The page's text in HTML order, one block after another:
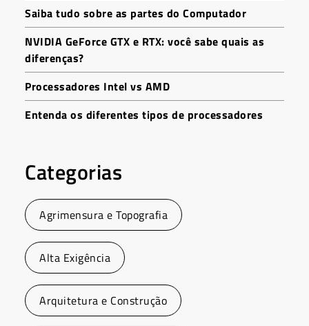
Saiba tudo sobre as partes do Computador
NVIDIA GeForce GTX e RTX: você sabe quais as
diferenças?
Processadores Intel vs AMD
Entenda os diferentes tipos de processadores
Categorias
Agrimensura e Topografia
Alta Exigência
Arquitetura e Construção